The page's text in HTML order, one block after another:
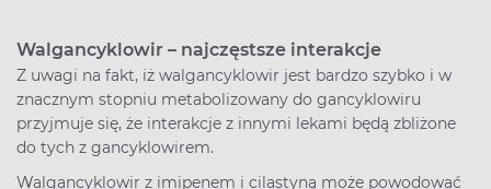
Walgancyklowir – najczęstsze interakcje
Z uwagi na fakt, iż walgancyklowir jest bardzo szybko i w
znacznym stopniu metabolizowany do gancyklowiru
przyjmuje się, że interakcje z innymi lekami będą zbliżone
do tych z gancyklowirem.
Walgancyklowir z imipenem i cilastyną może powodować